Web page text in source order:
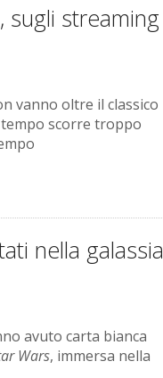
sugli streaming
vanno oltre il classico
scorre troppo
nella galassia
avuto carta bianca
Wars, immersa nella